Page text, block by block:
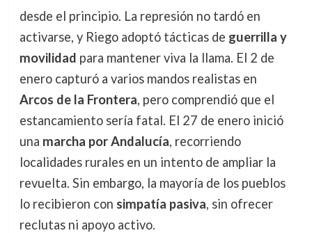
desde el principio. La represión no tardó en
activarse, y Riego adoptó tácticas de guerrilla y
movilidad para mantener viva la llama. El 2 de
enero capturó a varios mandos realistas en
Arcos de la Frontera, pero comprendió que el
estancamiento sería fatal. El 27 de enero inició
una marcha por Andalucía, recorriendo
localidades rurales en un intento de ampliar la
revuelta. Sin embargo, la mayoría de los pueblos
lo recibieron con simpatía pasiva, sin ofrecer
reclutas ni apoyo activo.